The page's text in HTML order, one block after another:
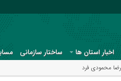
اخبار استان ها ساختار سازمانی
محمودی فرد